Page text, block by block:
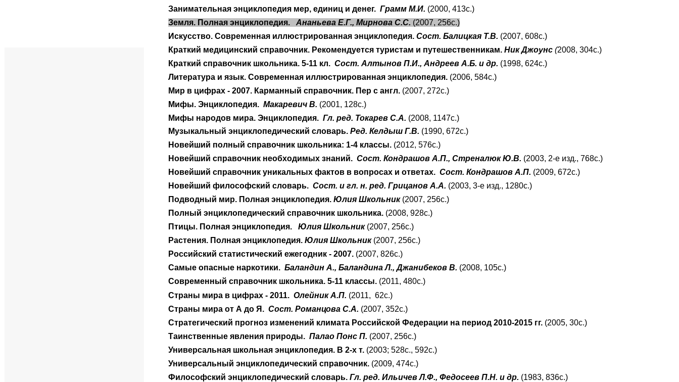
Занимательная энциклопедия мер, единиц и денег. Грамм М.И. (2000, 413с.)
Земля. Полная энциклопедия.Ананьева Е.Г., Мирнова С.С. (2007, 256с.)
Искусство. Современная иллюстрированная энциклопедия.Сост. Балицкая Т.В. (2007, 608с.)
Краткий медицинский справочник. Рекомендуется туристам и путешественникам.Ник Джоунс (2008, 304с.)
Краткий справочник школьника. 5-11 кл.Сост. Алтынов П.И., Андреев А.Б. и др. (1998, 624с.)
Литература и язык. Современная иллюстрированная энциклопедия. (2006, 584c.)
Мир в цифрах - 2007. Карманный справочник. Пер с англ. (2007, 272с.)
Мифы. Энциклопедия.Макаревич В. (2001, 128с.)
Мифы народов мира. Энциклопедия.Гл. ред. Токарев С.А. (2008, 1147с.)
Музыкальный энциклопедический словарь.Ред. Келдыш Г.В. (1990, 672с.)
Новейший полный справочник школьника: 1-4 классы. (2012, 576с.)
Новейший справочник необходимых знаний.Сост. Кондрашов А.П., Стреналюк Ю.В. (2003, 2-е изд., 768с.)
Новейший справочник уникальных фактов в вопросах и ответах.Сост. Кондрашов А.П. (2009, 672с.)
Новейший философский словарь. Сост. и гл. н. ред. Грицанов А.А. (2003, 3-е изд., 1280с.)
Подводный мир. Полная энциклопедия.Юлия Школьник(2007, 256с.)
Полный энциклопедический справочник школьника. (2008, 928с.)
Птицы. Полная энциклопедия.Юлия Школьник (2007, 256с.)
Растения. Полная энциклопедия.Юлия Школьник (2007, 256с.)
Российский статистический ежегодник -2007. (2007, 826с.)
Самые опасные наркотики. Баландин А., Баландина Л., Джанибеков В. (2008, 105с.)
Современный справочник школьника. 5-11 классы. (2011, 480с.)
Страны мира в цифрах - 2011.Олейник А.П. (2011, 62с.)
Страны мира от А до Я.Сост. Романцова С.А. (2007, 352с.)
Стратегический прогноз изменений климата Российской Федерации на период 2010-2015 гг. (2005, 30с.)
Таинственные явления природы.Палао Понс П. (2007, 256с.)
Универсальная школьная энциклопедия. В 2-х т. (2003; 528с., 592с.)
Универсальный энциклопедический справочник. (2009, 474с.)
Философский энциклопедический словарь.Гл. ред. Ильичев Л.Ф., Федосеев П.Н. и др. (1983, 836с.)